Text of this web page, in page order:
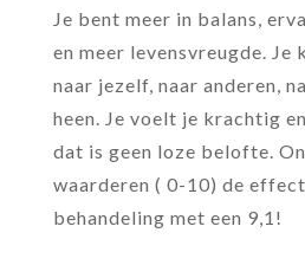
Je bent meer in balans,
en meer levensvreugde.
naar jezelf, naar anderen,
heen. Je voelt je krachtig
dat is geen loze belofte.
waarderen ( 0-10) de
behandeling met een 9,1!